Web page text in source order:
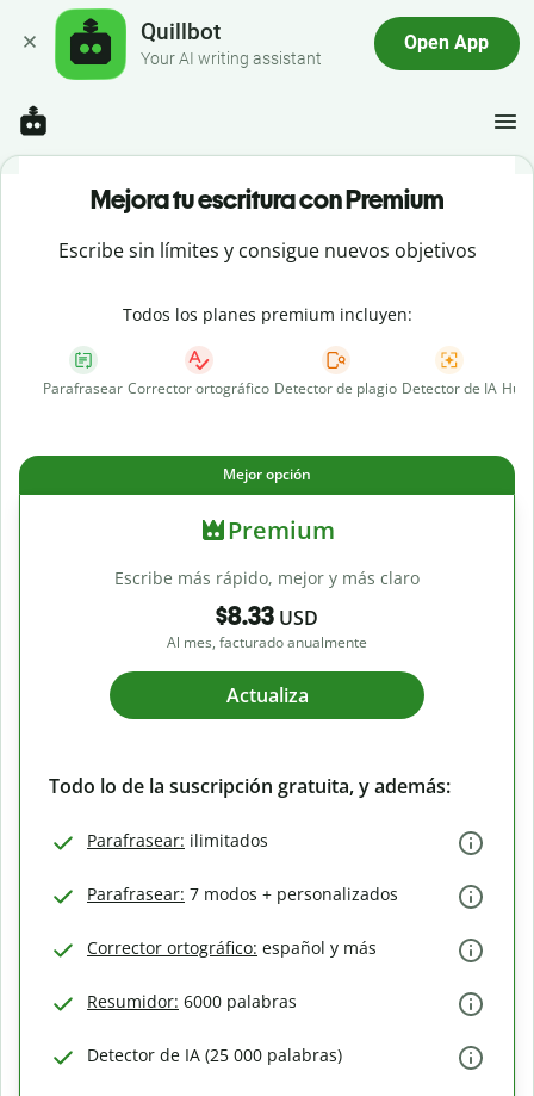
Quillbot
Your AI writing assistant
Open App
Mejora tu escritura con Premium
Escribe sin límites y consigue nuevos objetivos
Todos los planes premium incluyen:
Parafrasear Corrector ortográfico Detector de plagio Detector de IA
Mejor opción
Premium
Escribe más rápido, mejor y más claro
$8.33 USD
Al mes, facturado anualmente
Actualiza
Todo lo de la suscripción gratuita, y además:
Parafrasear: ilimitados
Parafrasear: 7 modos + personalizados
Corrector ortográfico: español y más
Resumidor: 6000 palabras
Detector de IA (25 000 palabras)